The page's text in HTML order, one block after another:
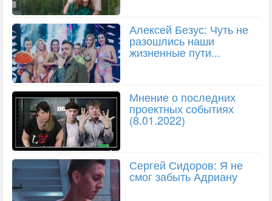
Алексей Безус: Чуть не
разошлись наши
жизненные пути...
Мнение о последних
проектных событиях
(8.01.2022)
Сергей Сидоров: Я не
смог забыть Адриану